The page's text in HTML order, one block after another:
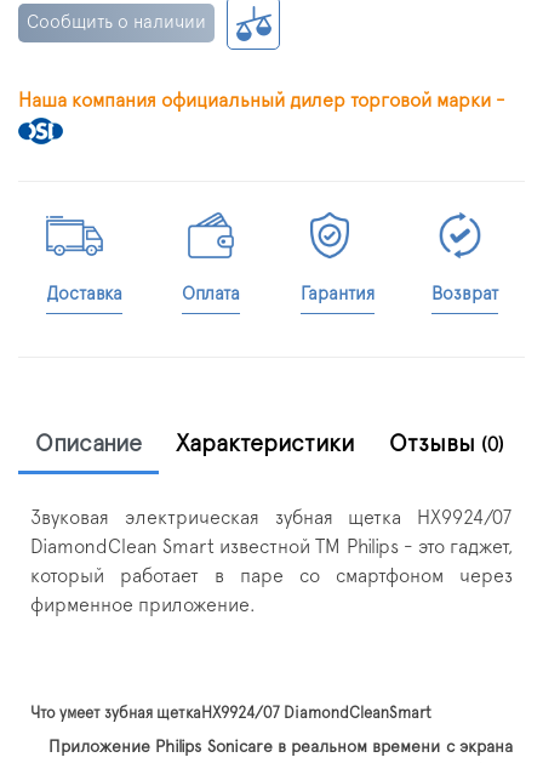
Сообщить о наличии
Наша компания официальный дилер торговой марки -
Доставка Оплата Гарантия Возврат
Описание Характеристики Отзывы (0)
Звуковая электрическая зубная щетка HX9924/07
DiamondClean Smart известной ТМ Philips - это гаджет,
который работает в паре со смартфоном через
фирменное приложение.
Что умеет зубная щеткаHX9924/07 DiamondCleanSmart
Приложение Philips Sonicare в реальном времени с экрана